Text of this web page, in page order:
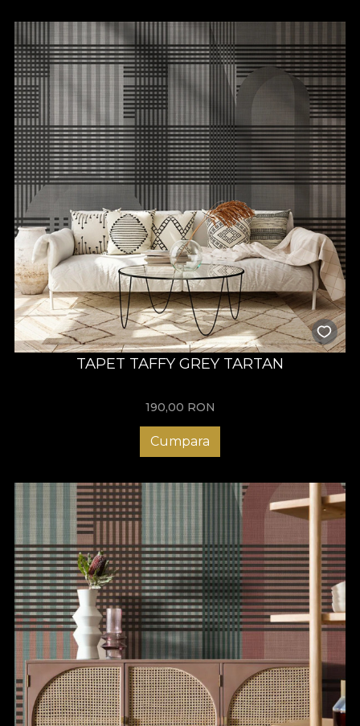
TAPET TAFFY GREY TARTAN
190,00 RON
Cumpara